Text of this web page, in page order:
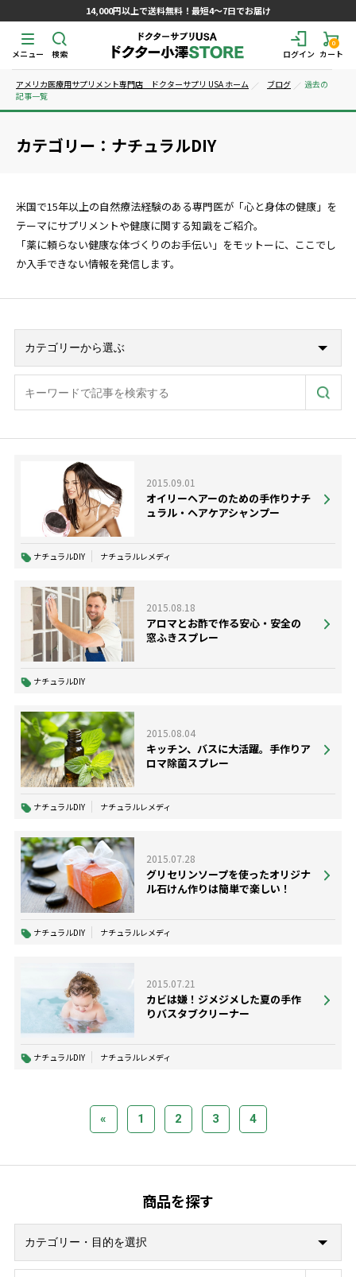
14,000円以上で送料無料！最短4～7日でお届け
ログイン
0
カート
検索
メニュー
アメリカ医療用サプリメント専門店 ドクターサプリ USA ホーム ブログ
過去の
記事一覧
カテゴリー：ナチュラルDIY
米国で15年以上の自然療法経験のある専門医が「心と身体の健康」を
テーマにサプリメントや健康に関する知識をご紹介。
「薬に頼らない健康な体づくりのお手伝い」をモットーに、ここでし
か入手できない情報を発信します。
2015.09.01
オイリーヘアーのための手作りナチ
ュラル・ヘアケアシャンプー
ナチュラルDIY ナチュラルレメディ
2015.08.18
アロマとお酢で作る安心・安全の
窓ふきスプレー
ナチュラルDIY
2015.08.04
キッチン、バスに大活躍。手作りア
ロマ除菌スプレー
ナチュラルDIY ナチュラルレメディ
2015.07.28
グリセリンソープを使ったオリジナ
ル石けん作りは簡単で楽しい！
ナチュラルDIY ナチュラルレメディ
2015.07.21
カビは嫌！ジメジメした夏の手作
りバスタブクリーナー
ナチュラルDIY ナチュラルレメディ
« 1 2 3 4
商品を探す